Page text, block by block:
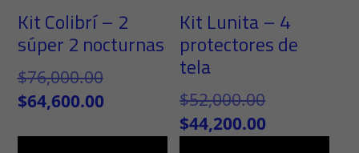
Kit Colibrí – 2
súper 2 nocturnas
$76,000.00El
precio
$64,600.00El
Kit Lunita – 4
protectores de
tela
$52,000.00El
precio
$44,200.00